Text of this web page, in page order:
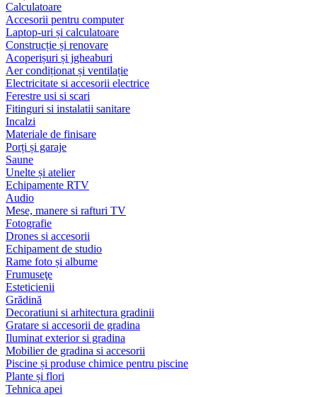
Calculatoare
Accesorii pentru computer
Laptop-uri și calculatoare
Construcție și renovare
Acoperișuri și jgheaburi
Aer condiționat și ventilație
Electricitate si accesorii electrice
Ferestre usi si scari
Fitinguri si instalatii sanitare
Incalzi
Materiale de finisare
Porți și garaje
Saune
Unelte și atelier
Echipamente RTV
Audio
Mese, manere si rafturi TV
Fotografie
Drones si accesorii
Echipament de studio
Rame foto și albume
Frumuseţe
Esteticienii
Grădină
Decoratiuni si arhitectura gradinii
Gratare si accesorii de gradina
Iluminat exterior si gradina
Mobilier de gradina si accesorii
Piscine și produse chimice pentru piscine
Plante și flori
Tehnica apei